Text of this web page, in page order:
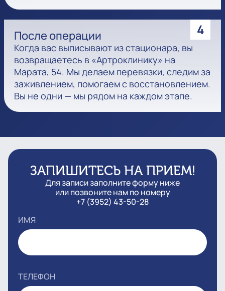
4
После операции
Когда вас выписывают из стационара, вы
возвращаетесь в «Артроклинику» на
Марата, 54. Мы делаем перевязки, следим за
заживлением, помогаем с восстановлением.
Вы не одни — мы рядом на каждом этапе.
ЗАПИШИТЕСЬ НА ПРИЕМ!
Для записи заполните форму ниже
или позвоните нам по номеру
+7 (3952) 43-50-28
ИМЯ
ТЕЛЕФОН